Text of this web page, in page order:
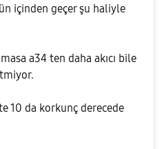
içinden geçer şu haliyle
a34 ten daha akıcı bile
10 da korkunç derecede